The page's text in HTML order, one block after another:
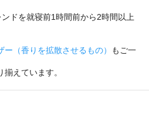
ドを就寝前1時間前から2時間以上
（香りを拡散させるもの）
もご一
揃えています。